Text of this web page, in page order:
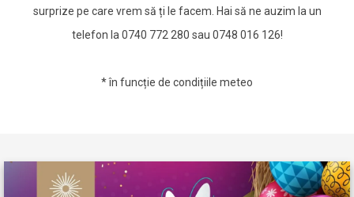
surprize pe care vrem să ți le facem. Hai să ne auzim la un
telefon la 0740 772 280 sau 0748 016 126!
* în funcție de condițiile meteo